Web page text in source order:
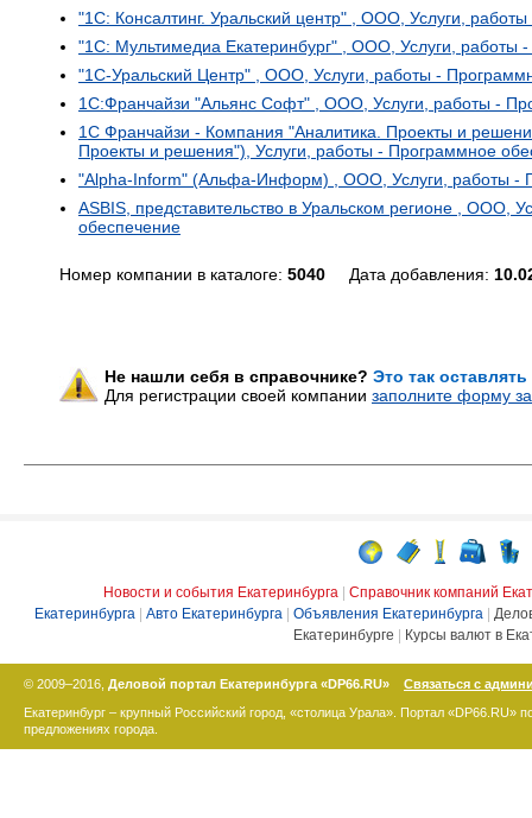
"1С: Консалтинг. Уральский центр" , ООО, Услуги,
"1С: Мультимедиа Екатеринбург" , ООО, Услуги, работы
"1С-Уральский Центр" , ООО, Услуги, работы -
1С:Франчайзи "Альянс Софт" , ООО, Услуги, работы -
1С Франчайзи - Компания "Аналитика. Проекты и
Проекты и решения"), Услуги, работы - Программное
"Alpha-Inform" (Альфа-Информ) , ООО, Услуги, работы -
ASBIS, представительство в Уральском регионе , ООО,
обеспечение
Номер компании в каталоге: 5040 Дата добавления:
Не нашли себя в справочнике? Это так
Для регистрации своей компании заполните форму
Новости и события Екатеринбурга
Справочник компаний
Екатеринбурга
Авто Екатеринбурга Объявления Екатеринбурга
Екатеринбурге
Курсы валют в
© 2009–2016, Деловой портал Екатеринбурга «DP66.RU»
Связаться с
Екатеринбург – крупный Российский город, «столица Урала». Портал «DP66.RU»
предложениях города.